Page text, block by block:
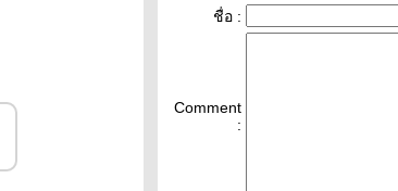
ชื่อ :
Comment
: